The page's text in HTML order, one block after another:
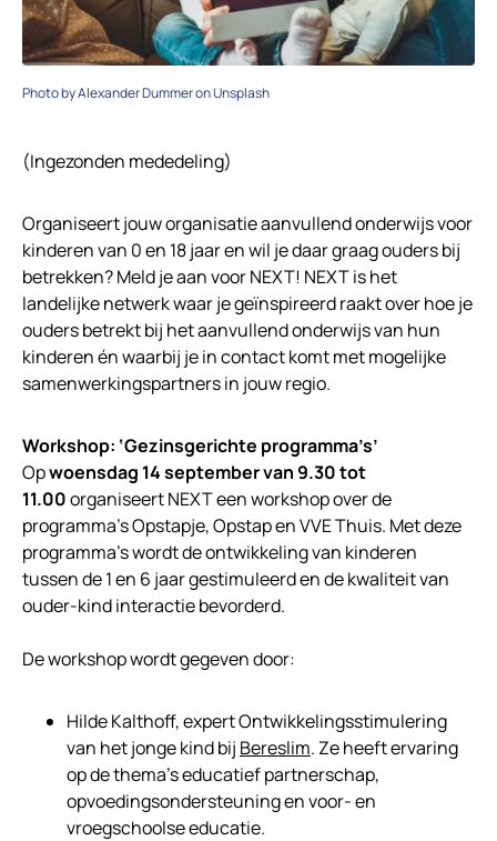
Photo by Alexander Dummer on Unsplash
(Ingezonden mededeling)
Organiseert jouw organisatie aanvullend onderwijs voor
kinderen van 0 en 18 jaar en wil je daar graag ouders bij
betrekken? Meld je aan voor NEXT! NEXT is het
landelijke netwerk waar je geïnspireerd raakt over hoe je
ouders betrekt bij het aanvullend onderwijs van hun
kinderen én waarbij je in contact komt met mogelijke
samenwerkingspartners in jouw regio.
Workshop: ‘Gezinsgerichte programma’s’
Opwoensdag 14 september van 9.30 tot
11.00organiseert NEXT een workshop over de
programma’s Opstapje, Opstap en VVE Thuis. Met deze
programma’s wordt de ontwikkeling van kinderen
tussen de 1 en 6 jaar gestimuleerd en de kwaliteit van
ouder-kind interactie bevorderd.
De workshop wordt gegeven door:
Hilde Kalthoff, expert Ontwikkelingsstimulering
van het jonge kind bij Bereslim. Ze heeft ervaring
op de thema’s educatief partnerschap,
opvoedingsondersteuning en voor- en
vroegschoolse educatie.